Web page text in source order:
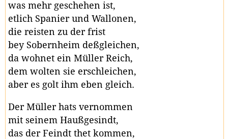
was mehr geschehen ist,
etlich Spanier und Wallonen,
die reisten zu der frist
bey Sobernheim deßgleichen,
da wohnet ein Müller Reich,
dem wolten sie erschleichen,
aber es golt ihm eben gleich.
Der Müller hats vernommen
mit seinem Haußgesindt,
das der Feindt thet kommen,